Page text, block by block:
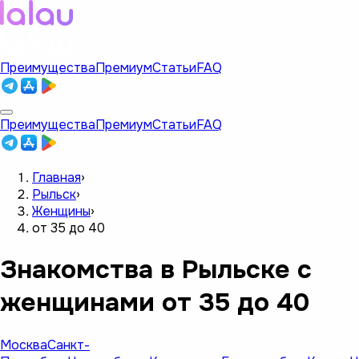
ПреимуществаПремиумСтатьиFAQ
ПреимуществаПремиумСтатьиFAQ
Главная›
Рыльск›
Женщины›
от 35 до 40
Знакомства в Рыльске с
женщинами от 35 до 40
МоскваСанкт-